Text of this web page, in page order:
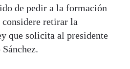
de pedir a la formación
retirar la
que solicita al presidente